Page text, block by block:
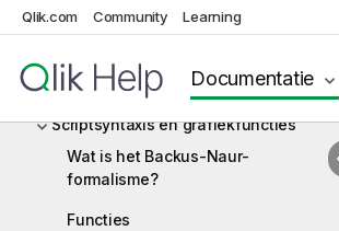
Qlik.com Community Learning
Documentatie
Ontdekken en analyseren
Scriptsyntaxis en grafiekfuncties
Wat is het Backus-Naur-
formalisme?
Functies